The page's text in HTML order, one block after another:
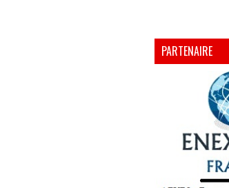
PARTENAIRE